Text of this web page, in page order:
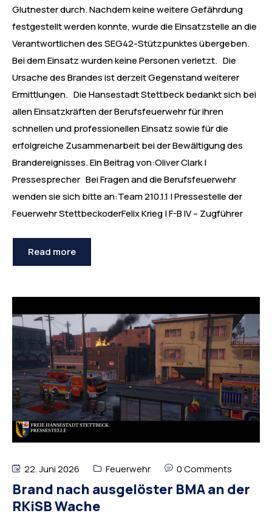
Glutnester durch. Nachdem keine weitere Gefährdung
festgestellt werden konnte, wurde die Einsatzstelle an die
Verantwortlichen des SEG42-Stützpunktes übergeben.
Bei dem Einsatz wurden keine Personen verletzt. Die
Ursache des Brandes ist derzeit Gegenstand weiterer
Ermittlungen. Die Hansestadt Stettbeck bedankt sich bei
allen Einsatzkräften der Berufsfeuerwehr für ihren
schnellen und professionellen Einsatz sowie für die
erfolgreiche Zusammenarbeit bei der Bewältigung des
Brandereignisses. Ein Beitrag von:Oliver Clark |
Pressesprecher Bei Fragen and die Berufsfeuerwehr
wenden sie sich bitte an:Team 210.1.1 | Pressestelle der
Feuerwehr StettbeckoderFelix Krieg | F-B IV – Zugführer
Read more
22. Juni 2026 Feuerwehr 0 Comments
Brand nach ausgelöster BMA an der
RKiSB Wache